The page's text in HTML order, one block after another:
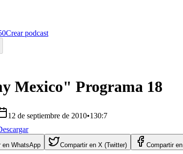
Crear podcast
Mexico" Programa 18
12 de septiembre de 2010•130:7
en WhatsApp Compartir en X (Twitter) Compartir en